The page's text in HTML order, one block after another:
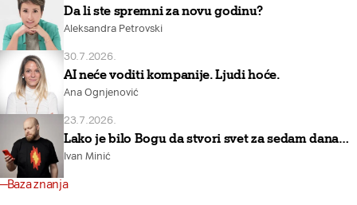
Da li ste spremni za novu godinu?
Aleksandra Petrovski
30.7.2026.
AI neće voditi kompanije. Ljudi hoće.
Ana Ognjenović
23.7.2026.
Lako je bilo Bogu da stvori svet za sedam dana…
Ivan Minić
Baza znanja